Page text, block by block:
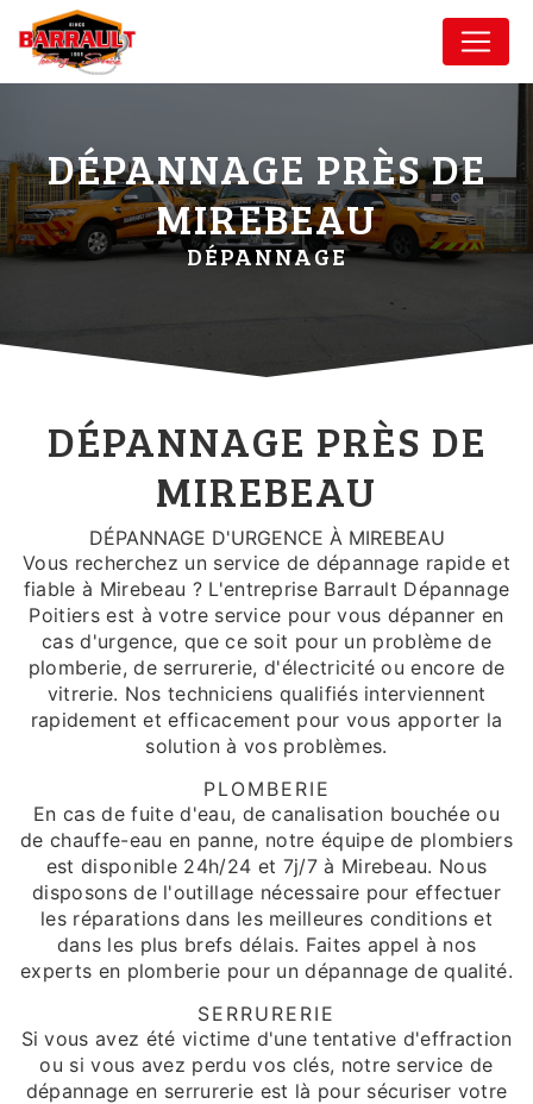
DÉPANNAGE PRÈS DE
MIREBEAU
DÉPANNAGE
DÉPANNAGE PRÈS DE
MIREBEAU
DÉPANNAGE D'URGENCE À MIREBEAU
Vous recherchez un service de dépannage rapide et
fiable à Mirebeau ? L'entreprise Barrault Dépannage
Poitiers est à votre service pour vous dépanner en
cas d'urgence, que ce soit pour un problème de
plomberie, de serrurerie, d'électricité ou encore de
vitrerie. Nos techniciens qualifiés interviennent
rapidement et efficacement pour vous apporter la
solution à vos problèmes.
PLOMBERIE
En cas de fuite d'eau, de canalisation bouchée ou
de chauffe-eau en panne, notre équipe de plombiers
est disponible 24h/24 et 7j/7 à Mirebeau. Nous
disposons de l'outillage nécessaire pour effectuer
les réparations dans les meilleures conditions et
dans les plus brefs délais. Faites appel à nos
experts en plomberie pour un dépannage de qualité.
SERRURERIE
Si vous avez été victime d'une tentative d'effraction
ou si vous avez perdu vos clés, notre service de
dépannage en serrurerie est là pour sécuriser votre
Panneau de gestion des cookies